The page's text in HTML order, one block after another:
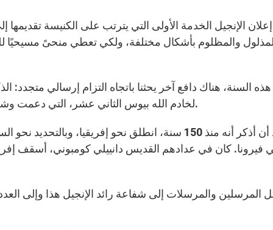
الإنجيل الخدمة الأولى التي يترتب على الكنيسة
والمظلوم بأشكال مختلفة، ولكي تعطي منحىً مسيحيًا
السنة، هناك دافع آخر يحثنا باتجاه التزام إرسالي متجدد:
لخادم الله بيوس الثاني عشر، التي دعمت وشجعت التعاون بين الكنائس من أجل الرسالة نحو الأمم.
أود أن أذكر أنه منذ 150 سنة، انطلق نحو
فيرونا. كان في عدادهم القديس دانييلي كومبوني، أسقف
المرسلين والمرسلات إلى شفاعة رائد الإنجيل هذا وإلى